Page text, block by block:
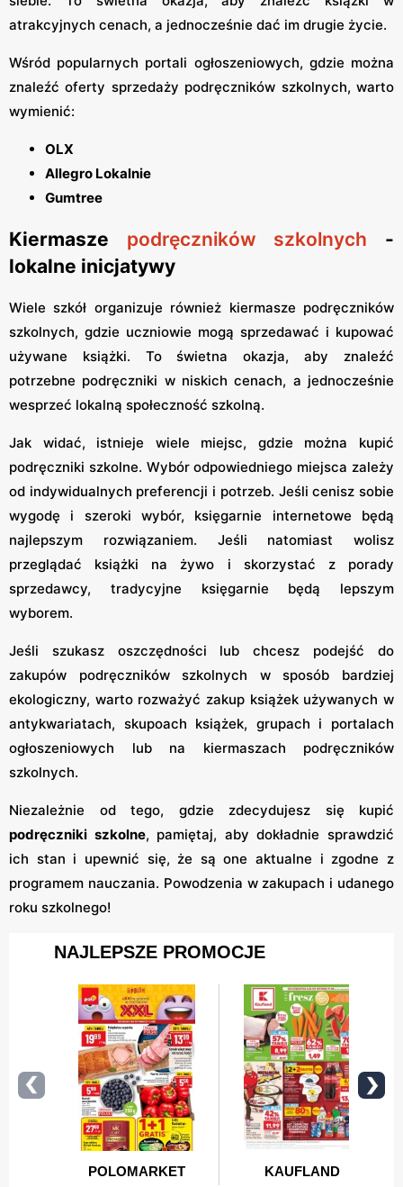
atrakcyjnych cenach, a jednocześnie dać im drugie życie.
Wśród popularnych portali ogłoszeniowych, gdzie można
znaleźć oferty sprzedaży podręczników szkolnych, warto
wymienić:
OLX
Allegro Lokalnie
Gumtree
Kiermasze podręczników szkolnych -
lokalne inicjatywy
Wiele szkół organizuje również kiermasze podręczników
szkolnych, gdzie uczniowie mogą sprzedawać i kupować
używane książki. To świetna okazja, aby znaleźć
potrzebne podręczniki w niskich cenach, a jednocześnie
wesprzeć lokalną społeczność szkolną.
Jak widać, istnieje wiele miejsc, gdzie można kupić
podręczniki szkolne. Wybór odpowiedniego miejsca zależy
od indywidualnych preferencji i potrzeb. Jeśli cenisz sobie
wygodę i szeroki wybór, księgarnie internetowe będą
najlepszym rozwiązaniem. Jeśli natomiast wolisz
przeglądać książki na żywo i skorzystać z porady
sprzedawcy, tradycyjne księgarnie będą lepszym
wyborem.
Jeśli szukasz oszczędności lub chcesz podejść do
zakupów podręczników szkolnych w sposób bardziej
ekologiczny, warto rozważyć zakup książek używanych w
antykwariatach, skupoach książek, grupach i portalach
ogłoszeniowych lub na kiermaszach podręczników
szkolnych.
Niezależnie od tego, gdzie zdecydujesz się kupić
podręczniki szkolne, pamiętaj, aby dokładnie sprawdzić
ich stan i upewnić się, że są one aktualne i zgodne z
programem nauczania. Powodzenia w zakupach i udanego
roku szkolnego!